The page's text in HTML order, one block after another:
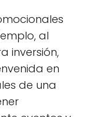
al
inversión,
en
de una